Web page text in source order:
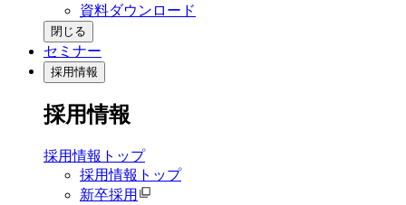
資料ダウンロード
閉じる
セミナー
採用情報
採用情報
採用情報トップ
採用情報トップ
新卒採用